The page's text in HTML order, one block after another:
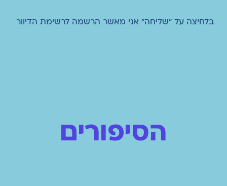
בלחיצה על "שליחה" אני מאשר הרשמה לרשימת הדיוור
הסיפורים